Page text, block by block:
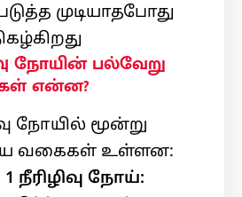
முடியாதபோது
நோயின் பல்வேறு
என்ன?
நோயில் மூன்று
வகைகள் உள்ளன:
நீரிழிவு நோய்: